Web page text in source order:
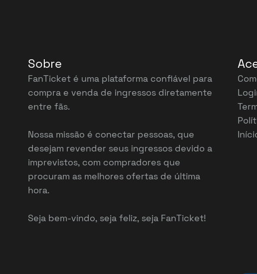
Sobre
FanTicket é uma plataforma confiável para
compra e venda de ingressos diretamente
entre fãs.
Nossa missão é conectar pessoas, que
desejam revender seus ingressos devido a
imprevistos, com compradores que
procuram as melhores ofertas de última
hora.
Seja bem-vindo, seja feliz, seja FanTicket!